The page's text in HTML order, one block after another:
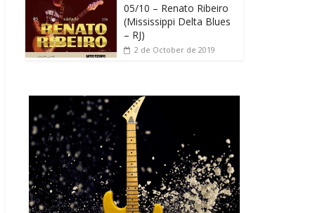
05/10 – Renato Ribeiro
(Mississippi Delta Blues
– RJ)
2 de October de 2019